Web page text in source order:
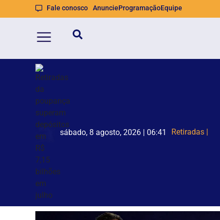
Fale conosco AnuncieProgramaçãoEquipe
sábado, 8 agosto, 2026 | 06:41 Retiradas da
TSE cria